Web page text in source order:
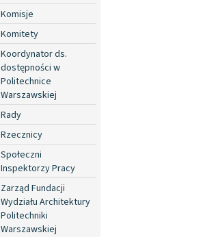
Komisje
Komitety
Koordynator ds.
dostępności w
Politechnice
Warszawskiej
Rady
Rzecznicy
Społeczni
Inspektorzy Pracy
Zarząd Fundacji
Wydziału Architektury
Politechniki
Warszawskiej